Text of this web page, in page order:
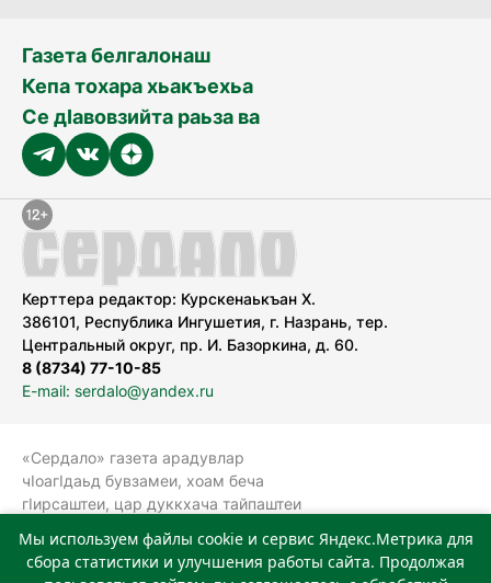
Газета белгалонаш
Кепа тохара хьакъехьа
Се дӀавовзийта раьза ва
Керттера редактор: Курскенаькъан Х.
386101, Республика Ингушетия, г. Назрань, тер.
Центральный округ, пр. И. Базоркина, д. 60.
8 (8734) 77-10-85
E-mail: serdalo@yandex.ru
«Сердало» газета арадувлар
чIоагIдаьд бувзамеи, хоам беча
гIирсаштеи, цар дуккхача тайпаштеи
болхлоша (Роскомнадзор).
Реестровая запись СМИ: ЭЛ № ФС 77-
Мы используем файлы cookie и сервис Яндекс.Метрика для
сбора статистики и улучшения работы сайта. Продолжая